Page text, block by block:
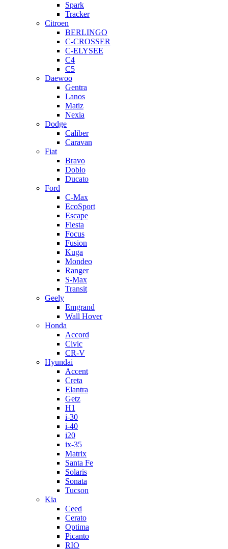
Spark
Tracker
Citroen
BERLINGO
C-CROSSER
C-ELYSEE
C4
C5
Daewoo
Gentra
Lanos
Matiz
Nexia
Dodge
Caliber
Caravan
Fiat
Bravo
Doblo
Ducato
Ford
C-Max
EcoSport
Escape
Fiesta
Focus
Fusion
Kuga
Mondeo
Ranger
S-Max
Transit
Geely
Emgrand
Wall Hover
Honda
Accord
Civic
CR-V
Hyundai
Accent
Creta
Elantra
Getz
H1
i-30
i-40
i20
ix-35
Matrix
Santa Fe
Solaris
Sonata
Tucson
Kia
Ceed
Cerato
Optima
Picanto
RIO